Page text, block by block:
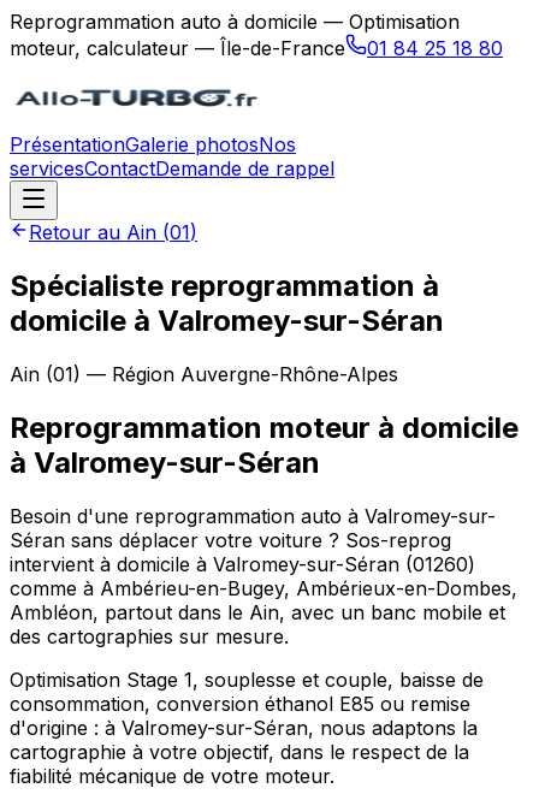
Reprogrammation auto à domicile — Optimisation
moteur, calculateur — Île-de-France
01 84 25 18 80
PrésentationGalerie photosNos
servicesContactDemande de rappel
Retour au Ain (01)
Spécialiste reprogrammation à
domicile à Valromey-sur-Séran
Ain (01) — Région Auvergne-Rhône-Alpes
Reprogrammation moteur à domicile
à Valromey-sur-Séran
Besoin d'une reprogrammation auto à Valromey-sur-
Séran sans déplacer votre voiture ? Sos-reprog
intervient à domicile à Valromey-sur-Séran (01260)
comme à Ambérieu-en-Bugey, Ambérieux-en-Dombes,
Ambléon, partout dans le Ain, avec un banc mobile et
des cartographies sur mesure.
Optimisation Stage 1, souplesse et couple, baisse de
consommation, conversion éthanol E85 ou remise
d'origine : à Valromey-sur-Séran, nous adaptons la
cartographie à votre objectif, dans le respect de la
fiabilité mécanique de votre moteur.